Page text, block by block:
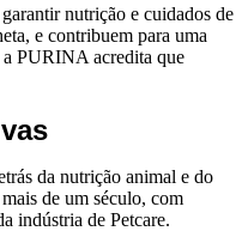
nutrição e cuidados de
e contribuem para uma
PURINA acredita que
da nutrição animal e do
de um século, com
indústria de Petcare.